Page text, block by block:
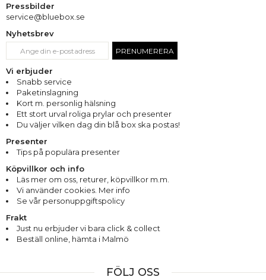
Pressbilder
service@bluebox.se
Nyhetsbrev
PRENUMERERA
Vi erbjuder
Snabb service
Paketinslagning
Kort m. personlig hälsning
Ett stort urval roliga prylar och presenter
Du väljer vilken dag din blå box ska postas!
Presenter
Tips på populära presenter
Köpvillkor och info
Läs mer om oss, returer, köpvillkor m.m.
Vi använder cookies. Mer info
Se vår personuppgiftspolicy
Frakt
Just nu erbjuder vi bara click & collect
Beställ online, hämta i Malmö
FÖLJ OSS